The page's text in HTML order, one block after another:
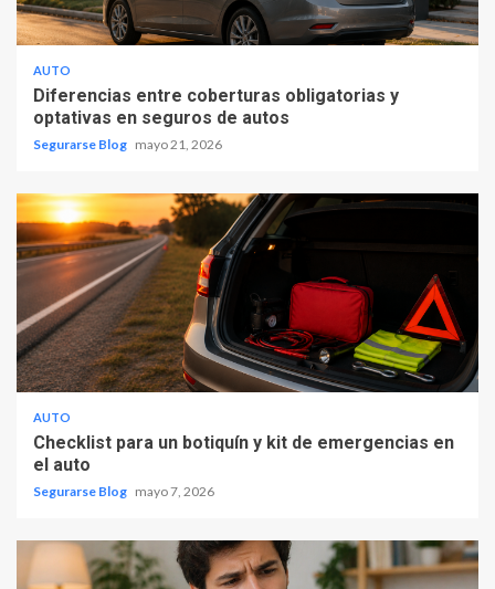
AUTO
Diferencias entre coberturas obligatorias y
optativas en seguros de autos
Segurarse Blog mayo 21, 2026
AUTO
Checklist para un botiquín y kit de emergencias en
el auto
Segurarse Blog mayo 7, 2026